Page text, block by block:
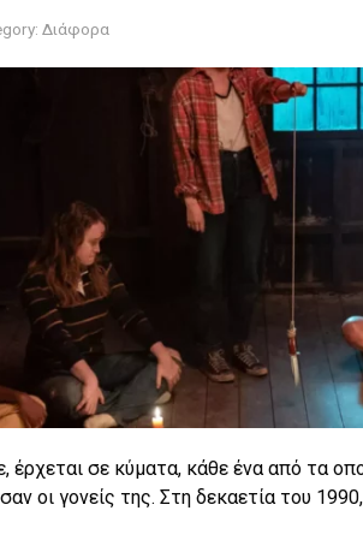
Διάφορα
έρχεται σε κύματα, κάθε ένα από τα
οι γονείς της. Στη δεκαετία του